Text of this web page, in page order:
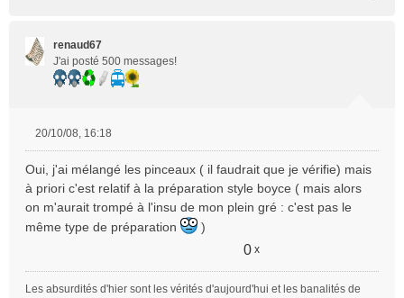
renaud67
J'ai posté 500 messages!
s
s
a
g
o
n
20/10/08, 16:18
Oui, j'ai mélangé les pinceaux ( il faudrait que je vérifie) mais
à priori c'est relatif à la préparation style boyce ( mais alors
on m'aurait trompé à l'insu de mon plein gré : c'est pas le
même type de préparation
)
0 x
Les absurdités d'hier sont les vérités d'aujourd'hui et les banalités de